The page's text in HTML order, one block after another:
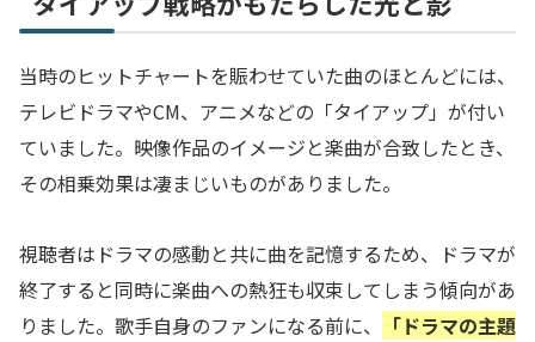
当時のヒットチャートを賑わせていた曲のほとんどには、
テレビドラマやCM、アニメなどの「タイアップ」が付い
ていました。映像作品のイメージと楽曲が合致したとき、
その相乗効果は凄まじいものがありました。
視聴者はドラマの感動と共に曲を記憶するため、ドラマが
終了すると同時に楽曲への熱狂も収束してしまう傾向があ
りました。歌手自身のファンになる前に、
「ドラマの主題